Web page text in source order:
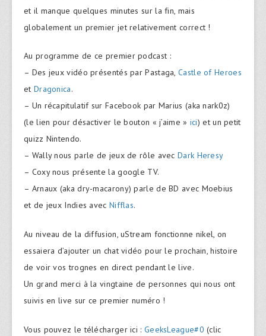
et il manque quelques minutes sur la fin, mais
globalement un premier jet relativement correct !
Au programme de ce premier podcast :
– Des jeux vidéo présentés par Pastaga,Castle of Heroes
et Dragonica.
– Un récapitulatif sur Facebook par Marius (aka nark0z)
(le lien pour désactiver le bouton « j’aime » ici) et un petit
quizz Nintendo.
– Wally nous parle de jeux de rôle avecDark Heresy
– Coxy nous présente la google TV.
– Arnaux (aka dry-macarony) parle de BD avec Moebius
et de jeux Indies avec Nifflas.
Au niveau de la diffusion, uStream fonctionne nikel, on
essaiera d’ajouter un chat vidéo pour le prochain, histoire
de voir vos trognes en direct pendant le live.
Un grand merci à la vingtaine de personnes qui nous ont
suivis en live sur ce premier numéro !
Vous pouvez le télécharger ici : GeeksLeague#0(clic